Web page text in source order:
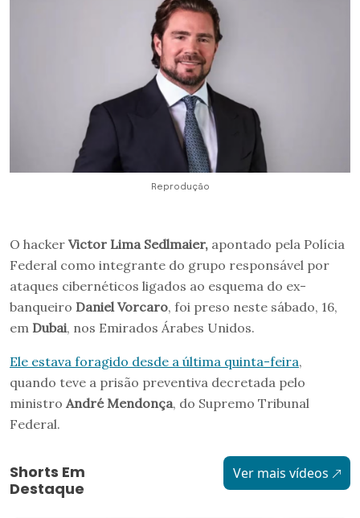
Reprodução
O hacker Victor Lima Sedlmaier, apontado pela Polícia
Federal como integrante do grupo responsável por
ataques cibernéticos ligados ao esquema do ex-
banqueiro Daniel Vorcaro, foi preso neste sábado, 16,
em Dubai, nos Emirados Árabes Unidos.
Ele estava foragido desde a última quinta-feira,
quando teve a prisão preventiva decretada pelo
ministro André Mendonça, do Supremo Tribunal
Federal.
Shorts Em
Destaque
Ver mais vídeos